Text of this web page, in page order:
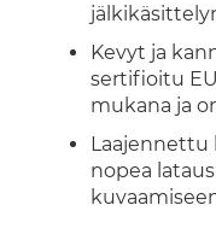
Kevyt ja
sertifioitu
mukana ja
Laajennettu
nopea